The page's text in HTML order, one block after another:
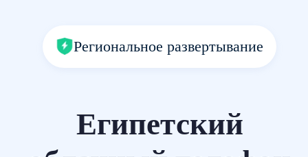
Региональное развертывание
Египетский